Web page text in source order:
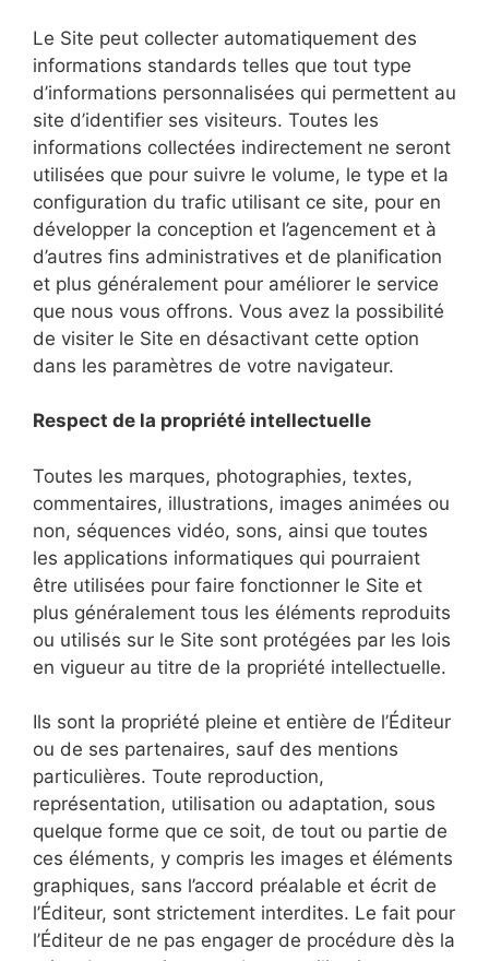
Le Site peut collecter automatiquement des
informations standards telles que tout type
d’informations personnalisées qui permettent au
site d’identifier ses visiteurs. Toutes les
informations collectées indirectement ne seront
utilisées que pour suivre le volume, le type et la
configuration du trafic utilisant ce site, pour en
développer la conception et l’agencement et à
d’autres fins administratives et de planification
et plus généralement pour améliorer le service
que nous vous offrons. Vous avez la possibilité
de visiter le Site en désactivant cette option
dans les paramètres de votre navigateur.
Respect de la propriété intellectuelle
Toutes les marques, photographies, textes,
commentaires, illustrations, images animées ou
non, séquences vidéo, sons, ainsi que toutes
les applications informatiques qui pourraient
être utilisées pour faire fonctionner le Site et
plus généralement tous les éléments reproduits
ou utilisés sur le Site sont protégées par les lois
en vigueur au titre de la propriété intellectuelle.
Ils sont la propriété pleine et entière de l’Éditeur
ou de ses partenaires, sauf des mentions
particulières. Toute reproduction,
représentation, utilisation ou adaptation, sous
quelque forme que ce soit, de tout ou partie de
ces éléments, y compris les images et éléments
graphiques, sans l’accord préalable et écrit de
l’Éditeur, sont strictement interdites. Le fait pour
l’Éditeur de ne pas engager de procédure dès la